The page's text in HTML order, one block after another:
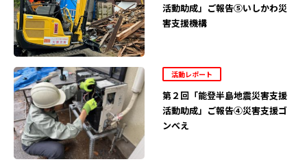
活動助成」ご報告⑤いしかわ災
害支援機構
活動レポート
第２回「能登半島地震災害支援
活動助成」ご報告④災害支援ゴ
ンべえ